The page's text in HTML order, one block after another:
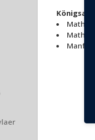
Mathias